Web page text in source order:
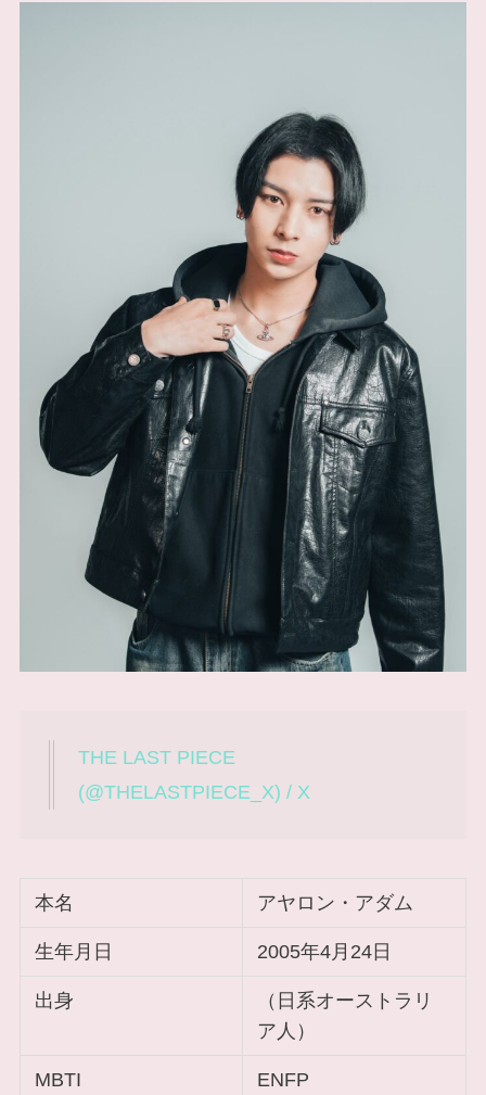
THE LAST PIECE
(@THELASTPIECE_X) / X
本名 アヤロン・アダム
生年月日 2005年4月24日
出身
（日系オーストラリ
ア人）
MBTI ENFP